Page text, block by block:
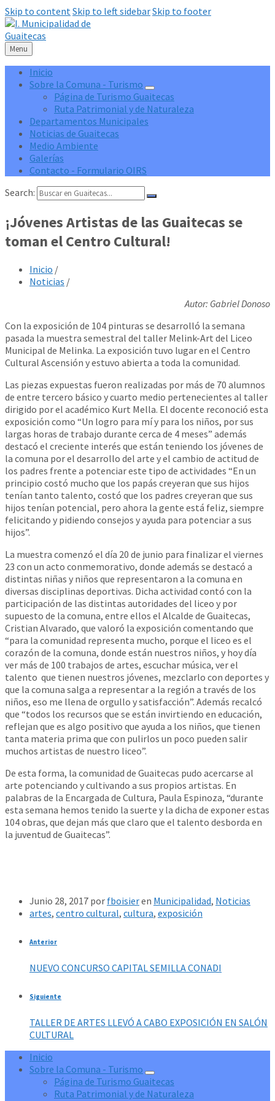
Skip to contentSkip to left sidebarSkip to footer
Menu
Inicio
Sobre la Comuna - Turismo
Página de Turismo Guaitecas
Ruta Patrimonial y de Naturaleza
Departamentos Municipales
Noticias de Guaitecas
Medio Ambiente
Galerías
Contacto - Formulario OIRS
Search:
¡Jóvenes Artistas de las Guaitecas se
toman el Centro Cultural!
Inicio /
Noticias /
Autor: Gabriel Donoso
Con la exposición de 104 pinturas se desarrolló la semana
pasada la muestra semestral del taller Melink-Art del Liceo
Municipal de Melinka. La exposición tuvo lugar en el Centro
Cultural Ascensión y estuvo abierta a toda la comunidad.
Las piezas expuestas fueron realizadas por más de 70 alumnos
de entre tercero básico y cuarto medio pertenecientes al taller
dirigido por el académico Kurt Mella. El docente reconoció esta
exposición como “Un logro para mí y para los niños, por sus
largas horas de trabajo durante cerca de 4 meses” además
destacó el creciente interés que están teniendo los jóvenes de
la comuna por el desarrollo del arte y el cambio de actitud de
los padres frente a potenciar este tipo de actividades “En un
principio costó mucho que los papás creyeran que sus hijos
tenían tanto talento, costó que los padres creyeran que sus
hijos tenían potencial, pero ahora la gente está feliz, siempre
felicitando y pidiendo consejos y ayuda para potenciar a sus
hijos”.
La muestra comenzó el día 20 de junio para finalizar el viernes
23 con un acto conmemorativo, donde además se destacó a
distintas niñas y niños que representaron a la comuna en
diversas disciplinas deportivas. Dicha actividad contó con la
participación de las distintas autoridades del liceo y por
supuesto de la comuna, entre ellos el Alcalde de Guaitecas,
Cristian Alvarado, que valoró la exposición comentando que
“para la comunidad representa mucho, porque el liceo es el
corazón de la comuna, donde están nuestros niños, y hoy día
ver más de 100 trabajos de artes, escuchar música, ver el
talento que tienen nuestros jóvenes, mezclarlo con deportes y
que la comuna salga a representar a la región a través de los
niños, eso me llena de orgullo y satisfacción”. Además recalcó
que “todos los recursos que se están invirtiendo en educación,
reflejan que es algo positivo que ayuda a los niños, que tienen
tanta materia prima que con pulirlos un poco pueden salir
muchos artistas de nuestro liceo”.
De esta forma, la comunidad de Guaitecas pudo acercarse al
arte potenciando y cultivando a sus propios artistas. En
palabras de la Encargada de Cultura, Paula Espinoza, “durante
esta semana hemos tenido la suerte y la dicha de exponer estas
104 obras, que dejan más que claro que el talento desborda en
la juventud de Guaitecas”.
Junio 28, 2017 por fboisieren Municipalidad, Noticias
artes, centro cultural, cultura, exposición
Anterior
NUEVO CONCURSO CAPITAL SEMILLA CONADI
Siguiente
TALLER DE ARTES LLEVÓ A CABO EXPOSICIÓN EN SALÓN
CULTURAL
Inicio
Sobre la Comuna - Turismo
Página de Turismo Guaitecas
Ruta Patrimonial y de Naturaleza